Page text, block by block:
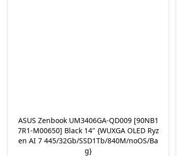
ASUS Zenbook UM3406GA-QD009 [90NB1
7R1-M00650] Black 14" {WUXGA OLED Ryz
en AI 7 445/32Gb/SSD1Tb/840M/noOS/Ba
g}